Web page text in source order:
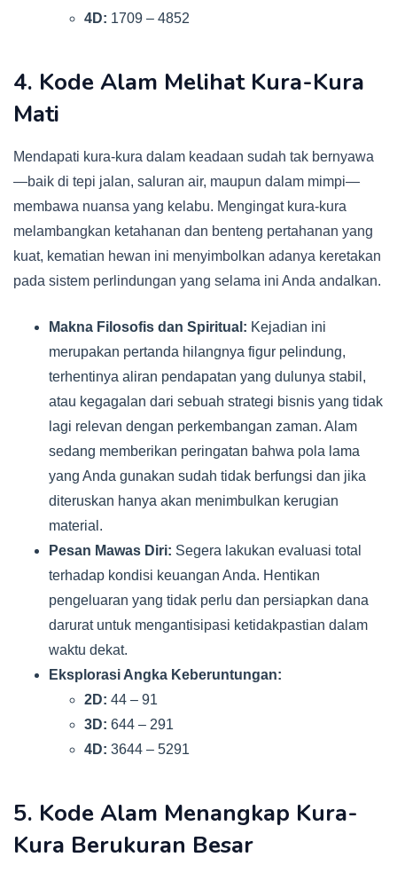
4D: 1709 – 4852
4. Kode Alam Melihat Kura-Kura
Mati
Mendapati kura-kura dalam keadaan sudah tak bernyawa
—baik di tepi jalan, saluran air, maupun dalam mimpi—
membawa nuansa yang kelabu. Mengingat kura-kura
melambangkan ketahanan dan benteng pertahanan yang
kuat, kematian hewan ini menyimbolkan adanya keretakan
pada sistem perlindungan yang selama ini Anda andalkan.
Makna Filosofis dan Spiritual: Kejadian ini
merupakan pertanda hilangnya figur pelindung,
terhentinya aliran pendapatan yang dulunya stabil,
atau kegagalan dari sebuah strategi bisnis yang tidak
lagi relevan dengan perkembangan zaman. Alam
sedang memberikan peringatan bahwa pola lama
yang Anda gunakan sudah tidak berfungsi dan jika
diteruskan hanya akan menimbulkan kerugian
material.
Pesan Mawas Diri: Segera lakukan evaluasi total
terhadap kondisi keuangan Anda. Hentikan
pengeluaran yang tidak perlu dan persiapkan dana
darurat untuk mengantisipasi ketidakpastian dalam
waktu dekat.
Eksplorasi Angka Keberuntungan:
2D: 44 – 91
3D: 644 – 291
4D: 3644 – 5291
5. Kode Alam Menangkap Kura-
Kura Berukuran Besar